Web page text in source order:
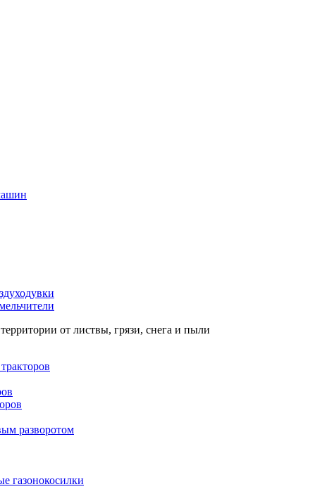
от листвы, грязи, снега и пыли
разворотом
газонокосилки